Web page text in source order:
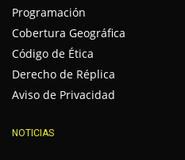
Programación
Cobertura Geográfica
Código de Ética
Derecho de Réplica
Aviso de Privacidad
NOTICIAS